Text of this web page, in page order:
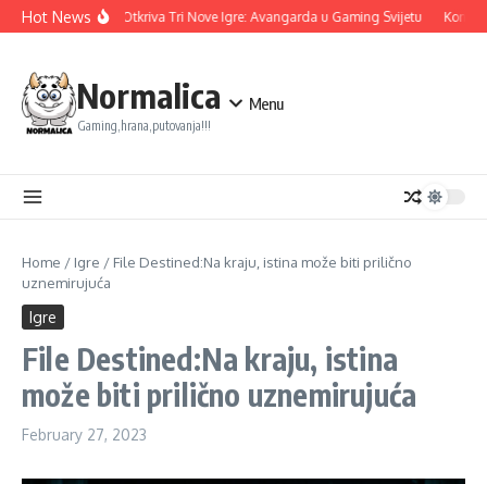
Skip to content
Hot NewsUbisoft Otkriva Tri Nove Igre: Avangarda u Gaming Svijetu
Normalica
Gaming,hrana,putovanja!!!
Menu
Home / Igre / File Destined:Na kraju, istina može biti prilično
uznemirujuća
Igre
File Destined:Na kraju, istina
može biti prilično uznemirujuća
February 27, 2023